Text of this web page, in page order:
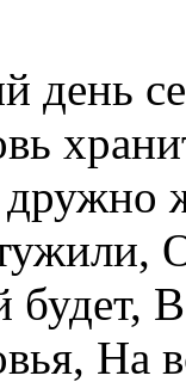
день
будет,
На